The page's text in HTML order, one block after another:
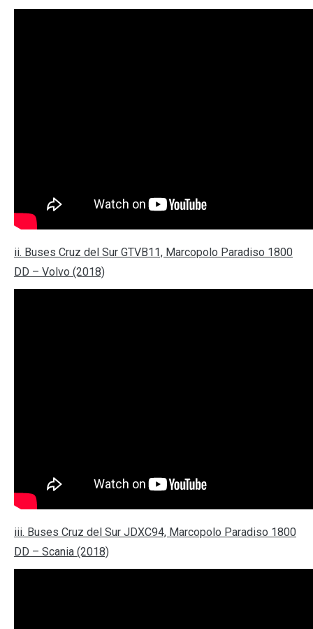
ii. Buses Cruz del Sur GTVB11, Marcopolo Paradiso 1800
DD – Volvo (2018)
iii. Buses Cruz del Sur JDXC94, Marcopolo Paradiso 1800
DD – Scania (2018)